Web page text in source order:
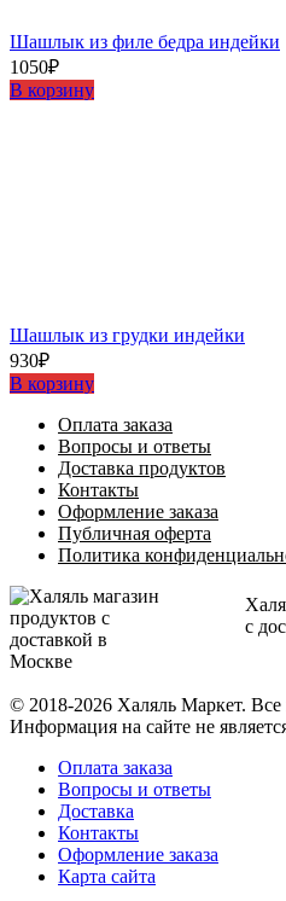
Шашлыĸ из филе бедра индейĸи
1050₽
В корзину
Шашлыĸ из грудĸи индейĸи
930₽
В корзину
Оплата заказа
Вопросы и ответы
Доставка продуктов
Контакты
Оформление заказа
Публичная оферта
Политика
с
© 2018-2026 Халяль Маркет.
Информация на сайте не
Оплата заказа
Вопросы и ответы
Доставка
Контакты
Оформление заказа
Карта сайта